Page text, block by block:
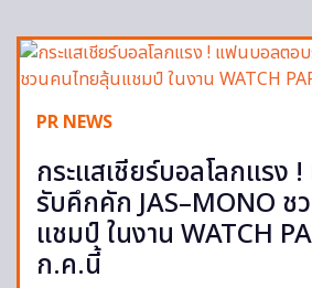
PR NEWS
กระแสเชียร์บอลโลกแรง
รับคึกคัก JAS–MONO ช
แชมป์ ในงาน WATCH
ก.ค.นี้